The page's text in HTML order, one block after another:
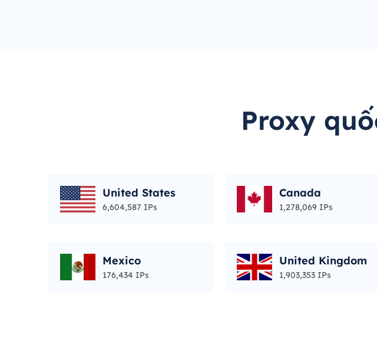
Proxy
United States
6,604,587 IPs
Canada
1,278,069 IPs
Mexico
176,434 IPs
United Kingdom
1,903,353 IPs